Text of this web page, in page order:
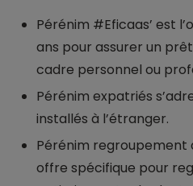
Pérénim #Eficaas’ est
ans pour assurer un
cadre personnel ou
Pérénim expatriés
installés à l’étranger.
Pérénim regroupement
offre spécifique pour